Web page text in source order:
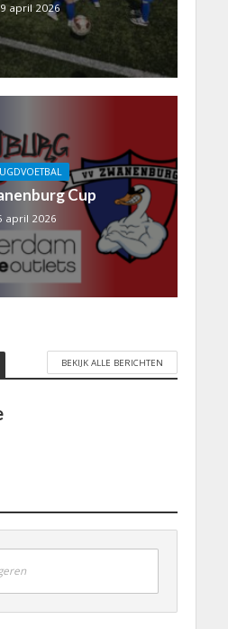
april 2026
Cup
april 2026
BEKIJK ALLE BERICHTEN